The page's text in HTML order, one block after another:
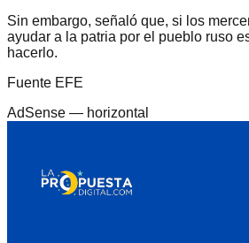
Sin embargo, señaló que, si los
ayudar a la patria por el pueblo ruso
hacerlo.
Fuente EFE
AdSense — horizontal